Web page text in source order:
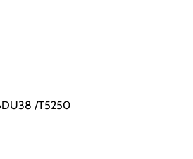
/T5250